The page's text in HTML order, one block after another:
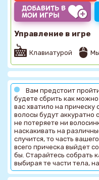
ДОБАВИТЬ В
МОИ ИГРЫ
Управление в игре
Клавиатурой
Вам предстоит
будете сбрить как
вас хватило на
волосы будут аккуратно
не потеряете ни
наскакивать на
случится, то часть
всего прическа выйдет
бы. Старайтесь собрать
выбирая те части тела,